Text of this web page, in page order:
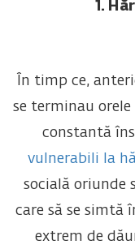
1.
În timp ce,
se terminau
constantă
vulnerabili la
socială oriunde
care să se simtă
extrem de